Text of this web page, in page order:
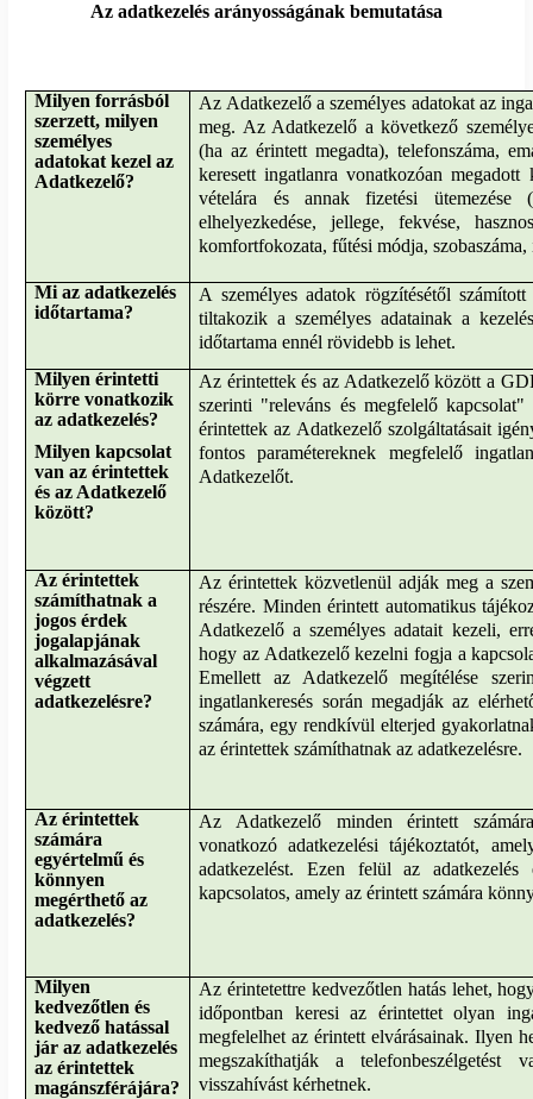
Az adatkezelés arányosságának bemutatása
Milyen forrásból
szerzett, milyen
személyes
adatokat kezel az
Adatkezelő?
Az Adatkezelő a személyes adatokat az
meg. Az Adatkezelő a következő
(ha az érintett megadta), telefonszáma,
keresett ingatlanra vonatkozóan
vételára és annak fizetési ütemezése
elhelyezkedése, jellege, fekvése,
komfortfokozata, fűtési módja,
Mi az adatkezelés
időtartama?
A személyes adatok rögzítésétől
tiltakozik a személyes adatainak a
időtartama ennél rövidebb is lehet.
Milyen érintetti
körre vonatkozik
az adatkezelés?
Milyen kapcsolat
van az érintettek
és az Adatkezelő
között?
Az érintettek és az Adatkezelő között a
szerinti "releváns és megfelelő
érintettek az Adatkezelő szolgáltatásait
fontos paramétereknek megfelelő
Adatkezelőt.
Az érintettek
számíthatnak a
jogos érdek
jogalapjának
alkalmazásával
végzett
adatkezelésre?
Az érintettek közvetlenül adják meg a
részére. Minden érintett automatikus
Adatkezelő a személyes adatait kezeli,
hogy az Adatkezelő kezelni fogja a
Emellett az Adatkezelő megítélése
ingatlankeresés során megadják az
számára, egy rendkívül elterjed
az érintettek számíthatnak az adatkezelésre.
Az érintettek
számára
egyértelmű és
könnyen
megérthető az
adatkezelés?
Az Adatkezelő minden érintett
vonatkozó adatkezelési tájékoztatót,
adatkezelést. Ezen felül az adatkezelés
kapcsolatos, amely az érintett számára
Milyen
kedvezőtlen és
kedvező hatással
jár az adatkezelés
az érintettek
magánszférájára?
Az érintetettre kedvezőtlen hatás lehet,
időpontban keresi az érintettet olyan
megfelelhet az érintett elvárásainak. Ilyen
megszakíthatják a telefonbeszélgetést
visszahívást kérhetnek.